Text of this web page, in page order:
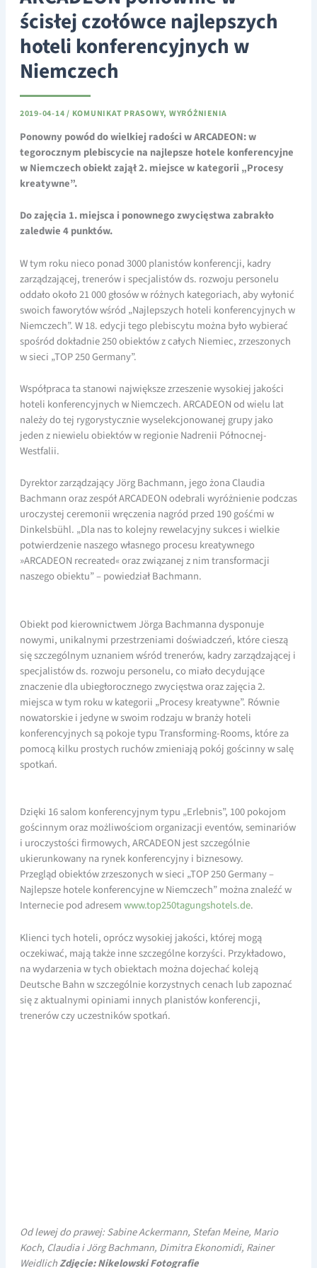
ścisłej czołówce najlepszych
hoteli konferencyjnych w
Niemczech
2019-04-14/ KOMUNIKAT PRASOWY, WYRÓŻNIENIA
Ponowny powód do wielkiej radości w ARCADEON: w
tegorocznym plebiscycie na najlepsze hotele konferencyjne
w Niemczech obiekt zajął 2. miejsce w kategorii „Procesy
kreatywne”.
Do zajęcia 1. miejsca i ponownego zwycięstwa zabrakło
zaledwie 4 punktów.
W tym roku nieco ponad 3000 planistów konferencji, kadry
zarządzającej, trenerów i specjalistów ds. rozwoju personelu
oddało około 21 000 głosów w różnych kategoriach, aby wyłonić
swoich faworytów wśród „Najlepszych hoteli konferencyjnych w
Niemczech”. W 18. edycji tego plebiscytu można było wybierać
spośród dokładnie 250 obiektów z całych Niemiec, zrzeszonych
w sieci „TOP 250 Germany”.
Współpraca ta stanowi największe zrzeszenie wysokiej jakości
hoteli konferencyjnych w Niemczech. ARCADEON od wielu lat
należy do tej rygorystycznie wyselekcjonowanej grupy jako
jeden z niewielu obiektów w regionie Nadrenii Północnej-
Westfalii.
Dyrektor zarządzający Jörg Bachmann, jego żona Claudia
Bachmann oraz zespół ARCADEON odebrali wyróżnienie podczas
uroczystej ceremonii wręczenia nagród przed 190 gośćmi w
Dinkelsbühl. „Dla nas to kolejny rewelacyjny sukces i wielkie
potwierdzenie naszego własnego procesu kreatywnego
»ARCADEON recreated« oraz związanej z nim transformacji
naszego obiektu” – powiedział Bachmann.
Obiekt pod kierownictwem Jörga Bachmanna dysponuje
nowymi, unikalnymi przestrzeniami doświadczeń, które cieszą
się szczególnym uznaniem wśród trenerów, kadry zarządzającej i
specjalistów ds. rozwoju personelu, co miało decydujące
znaczenie dla ubiegłorocznego zwycięstwa oraz zajęcia 2.
miejsca w tym roku w kategorii „Procesy kreatywne”. Równie
nowatorskie i jedyne w swoim rodzaju w branży hoteli
konferencyjnych są pokoje typu Transforming-Rooms, które za
pomocą kilku prostych ruchów zmieniają pokój gościnny w salę
spotkań.
Dzięki 16 salom konferencyjnym typu „Erlebnis”, 100 pokojom
gościnnym oraz możliwościom organizacji eventów, seminariów
i uroczystości firmowych, ARCADEON jest szczególnie
ukierunkowany na rynek konferencyjny i biznesowy.
Przegląd obiektów zrzeszonych w sieci „TOP 250 Germany –
Najlepsze hotele konferencyjne w Niemczech” można znaleźć w
Internecie pod adresemwww.top250tagungshotels.de.
Klienci tych hoteli, oprócz wysokiej jakości, której mogą
oczekiwać, mają także inne szczególne korzyści. Przykładowo,
na wydarzenia w tych obiektach można dojechać koleją
Deutsche Bahn w szczególnie korzystnych cenach lub zapoznać
się z aktualnymi opiniami innych planistów konferencji,
trenerów czy uczestników spotkań.
Od lewej do prawej: Sabine Ackermann, Stefan Meine, Mario
Koch, Claudia i Jörg Bachmann, Dimitra Ekonomidi, Rainer
WeidlichZdjęcie: Nikelowski Fotografie